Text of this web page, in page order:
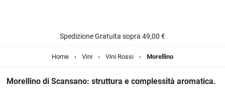
Spedizione Gratuita sopra 49,00 €
Home › Vini › Vini Rossi › Morellino
Morellino di Scansano: struttura e complessità aromatica.